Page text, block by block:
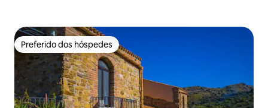
Preferido dos hóspedes
Preferido dos hóspedes